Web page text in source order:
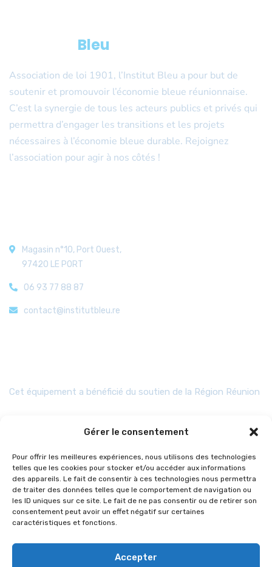
Gérer le consentement
Pour offrir les meilleures expériences, nous utilisons des technologies
telles que les cookies pour stocker et/ou accéder aux informations
des appareils. Le fait de consentir à ces technologies nous permettra
de traiter des données telles que le comportement de navigation ou
les ID uniques sur ce site. Le fait de ne pas consentir ou de retirer son
consentement peut avoir un effet négatif sur certaines
caractéristiques et fonctions.
Accepter
Bleu
Association de loi 1901, l’Institut Bleu a pour but de
soutenir et promouvoir l’économie bleue réunionnaise.
C’est la synergie de tous les acteurs publics et privés qui
permettra d’engager les transitions et les projets
nécessaires à l’économie bleue durable. Rejoignez
l’association pour agir à nos côtés !
Magasin n°10, Port Ouest,
97420 LE PORT
06 93 77 88 87
contact@institutbleu.re
Cet équipement a bénéficié du soutien de la Région Réunion